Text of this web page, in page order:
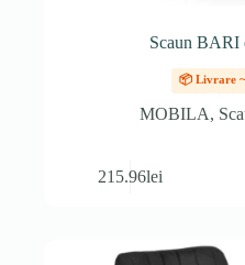
Scaun BARI
📦 Livrare
MOBILA,
215.96lei